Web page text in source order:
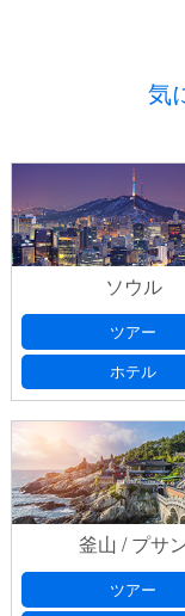
気
ソウル
ツアー
ホテル
釜山 / プサ
ツアー